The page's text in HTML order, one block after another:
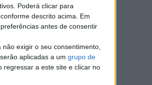
Poderá clicar para
descrito acima. Em
antes de consentir
exigir o seu consentimento,
aplicadas a um grupo de
regressar a este site e clicar no